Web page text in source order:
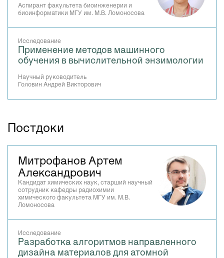
Аспирант факультета биоинженерии и
биоинформатики МГУ им. М.В. Ломоносова
Исследование
Применение методов машинного
обучения в вычислительной энзимологии
Научный руководитель
Головин Андрей Викторович
Постдоки
Митрофанов Артем
Александрович
Кандидат химических наук, старший научный
сотрудник кафедры радиохимии
химического факультета МГУ им. М.В.
Ломоносова
Исследование
Разработка алгоритмов направленного
дизайна материалов для атомной